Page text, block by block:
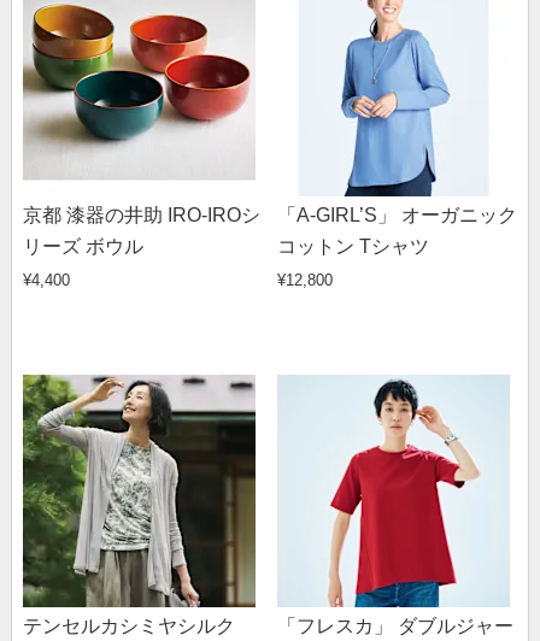
京都 漆器の井助 IRO-IROシ
リーズ ボウル
¥4,400
「A-GIRL’S」 オーガニック
コットン Tシャツ
¥12,800
テンセルカシミヤシルク
「フレスカ」 ダブルジャー